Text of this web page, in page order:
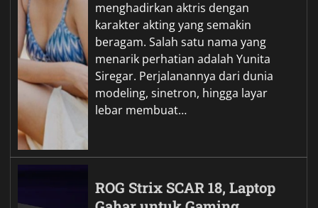
menghadirkan aktris dengan
karakter akting yang semakin
beragam. Salah satu nama yang
menarik perhatian adalah Yunita
Siregar. Perjalanannya dari dunia
modeling, sinetron, hingga layar
lebar membuat…
ROG Strix SCAR 18, Laptop